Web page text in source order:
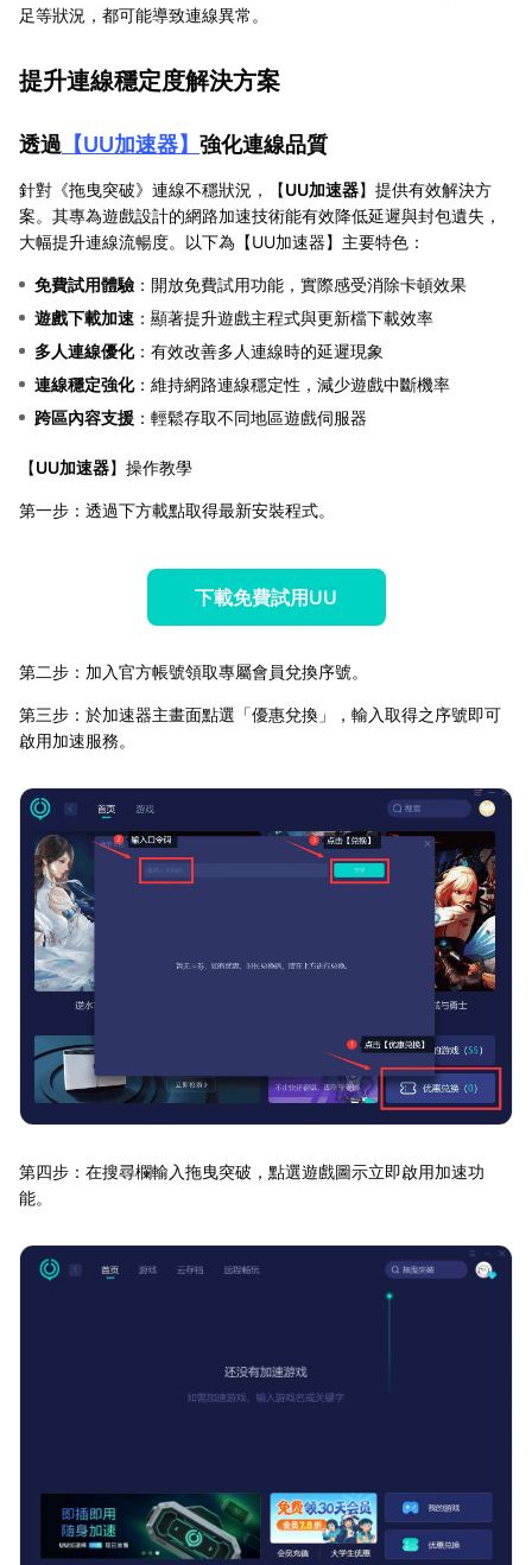
足等狀況，都可能導致連線異常。
提升連線穩定度解決方案
透過 【UU加速器】 強化連線品質
針對《拖曳突破》連線不穩狀況，【UU加速器】提供有效解決方
案。其專為遊戲設計的網路加速技術能有效降低延遲與封包遺失，
大幅提升連線流暢度。以下為【UU加速器】主要特色：
免費試用體驗 ：開放免費試用功能，實際感受消除卡頓效果
遊戲下載加速 ：顯著提升遊戲主程式與更新檔下載效率
多人連線優化：有效改善多人連線時的延遲現象
連線穩定強化：維持網路連線穩定性，減少遊戲中斷機率
跨區內容支援 ：輕鬆存取不同地區遊戲伺服器
【UU加速器】操作教學
第一步：透過下方載點取得最新安裝程式。
下載免費試用UU
第二步：加入官方帳號領取專屬會員兌換序號。
第三步：於加速器主畫面點選「優惠兌換」，輸入取得之序號即可
啟用加速服務。
第四步：在搜尋欄輸入拖曳突破，點選遊戲圖示立即啟用加速功
能。